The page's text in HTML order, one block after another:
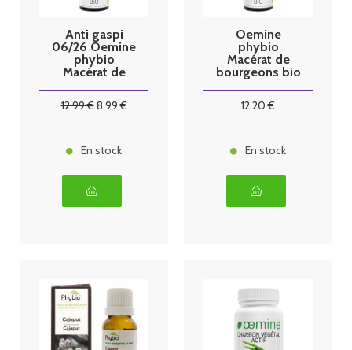
Anti gaspi
06/26 Oemine
phybio
Macérat de
12.99€8.99€
En stock
Oemine
phybio
Macérat de
bourgeons bio
12.20 €
En stock